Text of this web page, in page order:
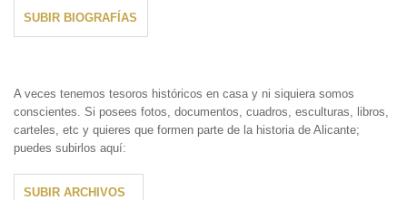
SUBIR BIOGRAFÍAS
A veces tenemos tesoros históricos en casa y ni siquiera somos
conscientes. Si posees fotos, documentos, cuadros, esculturas, libros,
carteles, etc y quieres que formen parte de la historia de Alicante;
puedes subirlos aquí:
SUBIR ARCHIVOS